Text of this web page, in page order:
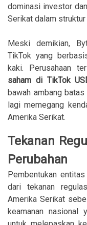
dominasi investor
Serikat dalam
Meski demikian,
TikTok yang
kaki. Perusahaan
saham di TikTok
bawah ambang
lagi memegang
Amerika Serikat.
Tekanan
Perubahan
Pembentukan
dari tekanan
Amerika Serikat
keamanan nasional